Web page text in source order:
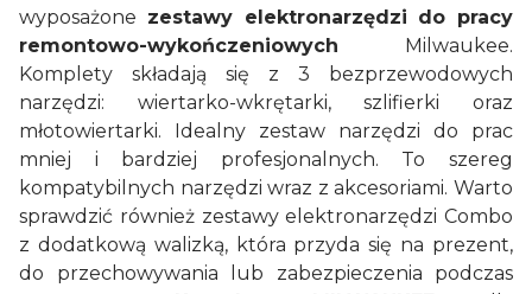
wyposażone zestawy elektronarzędzi do pracy
remontowo-wykończeniowych Milwaukee.
Komplety składają się z 3 bezprzewodowych
narzędzi: wiertarko-wkrętarki, szlifierki oraz
młotowiertarki. Idealny zestaw narzędzi do prac
mniej i bardziej profesjonalnych. To szereg
kompatybilnych narzędzi wraz z akcesoriami. Warto
sprawdzić również zestawy elektronarzędzi Combo
z dodatkową walizką, która przyda się na prezent,
do przechowywania lub zabezpieczenia podczas